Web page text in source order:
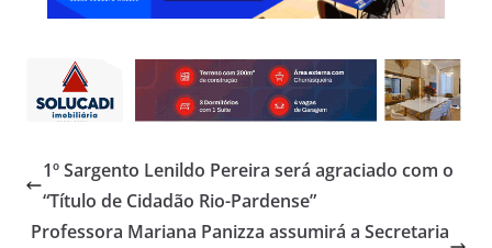
1º Sargento Lenildo Pereira será agraciado com o
“Título de Cidadão Rio-Pardense”
Professora Mariana Panizza assumirá a Secretaria